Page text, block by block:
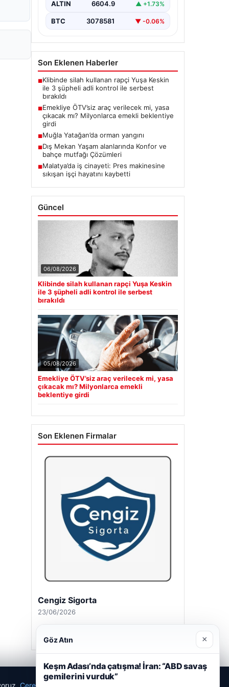
ALTIN 6604.9 ▲ +1.73%
BTC 3078581 ▼ -0.06%
Son Eklenen Haberler
■Klibinde silah kullanan rapçi Yuşa Keskin
ile 3 şüpheli adli kontrol ile serbest
bırakıldı
■Emekliye ÖTV’siz araç verilecek mi, yasa
çıkacak mı? Milyonlarca emekli beklentiye
girdi
■Muğla Yatağan’da orman yangını
■Dış Mekan Yaşam alanlarında Konfor ve
bahçe mutfağı Çözümleri
■Malatya’da iş cinayeti: Pres makinesine
sıkışan işçi hayatını kaybetti
Güncel
06/08/2026
Klibinde silah kullanan rapçi Yuşa Keskin
ile 3 şüpheli adli kontrol ile serbest
bırakıldı
05/08/2026
Emekliye ÖTV’siz araç verilecek mi, yasa
çıkacak mı? Milyonlarca emekli
beklentiye girdi
Son Eklenen Firmalar
Cengiz Sigorta
23/06/2026
Çerez Politikamız
Göz Atın ×
Keşm Adası’nda çatışma! İran: “ABD savaş
gemilerini vurduk”